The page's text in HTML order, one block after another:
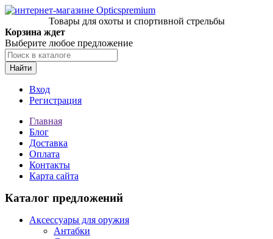
Товары для охоты и спортивной стрельбы
Корзина ждет
Выберите любое предложение
Найти
Вход
Регистрация
Главная
Блог
Доставка
Оплата
Контакты
Карта сайта
Каталог предложений
Аксессуары для оружия
Антабки